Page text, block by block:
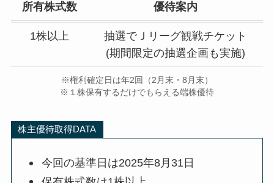
所有株式数 優待案内
1株以上
抽選でＪリーグ観戦チケット
(期間限定の抽選企画も実施)
※権利確定日は年2回（2月末・8月末）
※１株保有するだけでもらえる端株優待
株主優待取得DATA
今回の基準日は2025年8月31日